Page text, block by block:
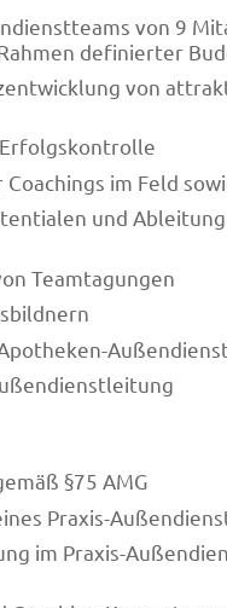
von 9
definierter
von
im Feld
und
Teamtagungen
§75 AMG
Praxis-
im Praxis-